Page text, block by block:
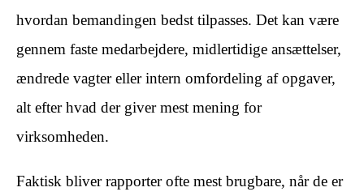
hvordan bemandingen bedst tilpasses. Det kan være
gennem faste medarbejdere, midlertidige ansættelser,
ændrede vagter eller intern omfordeling af opgaver,
alt efter hvad der giver mest mening for
virksomheden.
Faktisk bliver rapporter ofte mest brugbare, når de er